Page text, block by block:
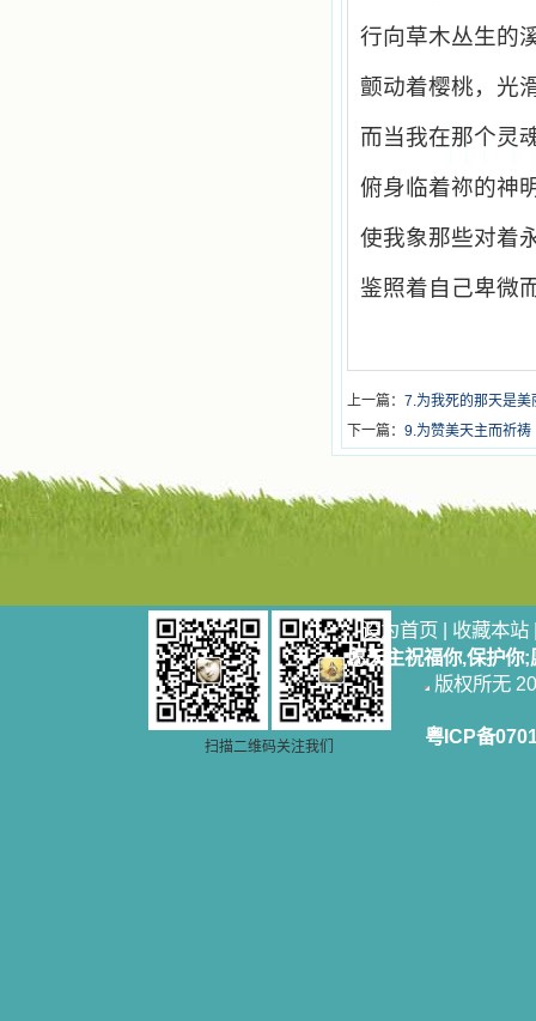
行向草木丛生的
颤动着樱桃，光
而当我在那个灵
俯身临着祢的神
使我象那些对着
鉴照着自己卑微
上一篇： 7.为我死的那天是
下一篇： 9.为赞美天主而祈祷
扫描二维码关注我们
设为首页 | 收藏本站
愿天主祝福你,保护你
版权所无
粤ICP备